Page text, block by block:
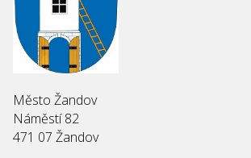
Město Žandov
Náměstí 82
471 07 Žandov